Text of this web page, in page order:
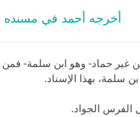
أخرجه أحمد في مسنده
غير حماد- وهو ابن سلمة-
الفرس الجواد.